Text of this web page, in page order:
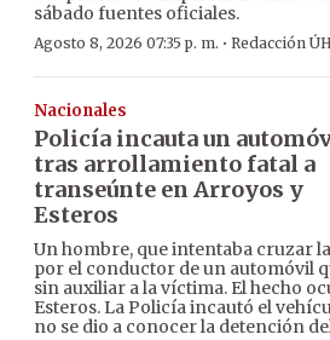
sábado fuentes oficiales.
Agosto 8, 2026 07:35 p. m. · Redacción ÚH
Nacionales
Policía incauta un
tras arrollamiento fatal a
transeúnte en Arroyos y
Esteros
Un hombre, que intentaba cruzar
por el conductor de un automóvil
sin auxiliar a la víctima. El hecho
Esteros. La Policía incautó el
no se dio a conocer la detención